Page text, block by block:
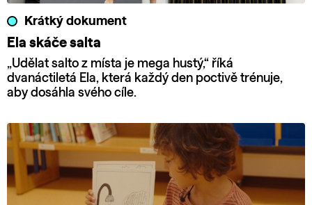
Krátký dokument
Ela skáče salta
„Udělat salto z místa je mega hustý,“ říká
dvanáctiletá Ela, která každý den poctivě trénuje,
aby dosáhla svého cíle.